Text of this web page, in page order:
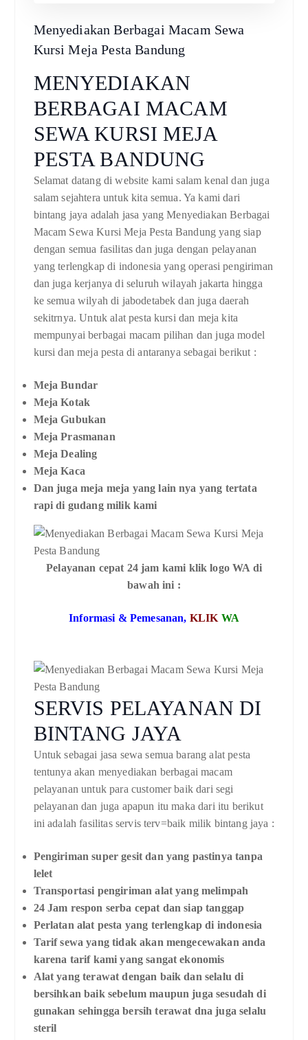
Menyediakan Berbagai Macam Sewa
Kursi Meja Pesta Bandung
MENYEDIAKAN
BERBAGAI MACAM
SEWA KURSI MEJA
PESTA BANDUNG
Selamat datang di website kami salam kenal dan juga
salam sejahtera untuk kita semua. Ya kami dari
bintang jaya adalah jasa yang Menyediakan Berbagai
Macam Sewa Kursi Meja Pesta Bandung yang siap
dengan semua fasilitas dan juga dengan pelayanan
yang terlengkap di indonesia yang operasi pengiriman
dan juga kerjanya di seluruh wilayah jakarta hingga
ke semua wilyah di jabodetabek dan juga daerah
sekitrnya. Untuk alat pesta kursi dan meja kita
mempunyai berbagai macam pilihan dan juga model
kursi dan meja pesta di antaranya sebagai berikut :
Meja Bundar
Meja Kotak
Meja Gubukan
Meja Prasmanan
Meja Dealing
Meja Kaca
Dan juga meja meja yang lain nya yang tertata
rapi di gudang milik kami
Pelayanan cepat 24 jam kami klik logo WA di
bawah ini :
Informasi & Pemesanan, KLIK WA
SERVIS PELAYANAN DI
BINTANG JAYA
Untuk sebagai jasa sewa semua barang alat pesta
tentunya akan menyediakan berbagai macam
pelayanan untuk para customer baik dari segi
pelayanan dan juga apapun itu maka dari itu berikut
ini adalah fasilitas servis terv=baik milik bintang jaya :
Pengiriman super gesit dan yang pastinya tanpa
lelet
Transportasi pengiriman alat yang melimpah
24 Jam respon serba cepat dan siap tanggap
Perlatan alat pesta yang terlengkap di indonesia
Tarif sewa yang tidak akan mengecewakan anda
karena tarif kami yang sangat ekonomis
Alat yang terawat dengan baik dan selalu di
bersihkan baik sebelum maupun juga sesudah di
gunakan sehingga bersih terawat dna juga selalu
steril